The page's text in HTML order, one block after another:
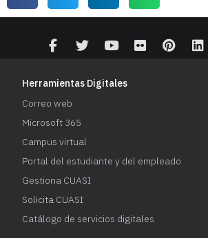
Herramientas Digitales
Correo web
Microsoft 365
Campus virtual
Portal del estudiante y del empleado
Gestiona CUASI
Solicita CUASI
Catálogo de servicios digitales